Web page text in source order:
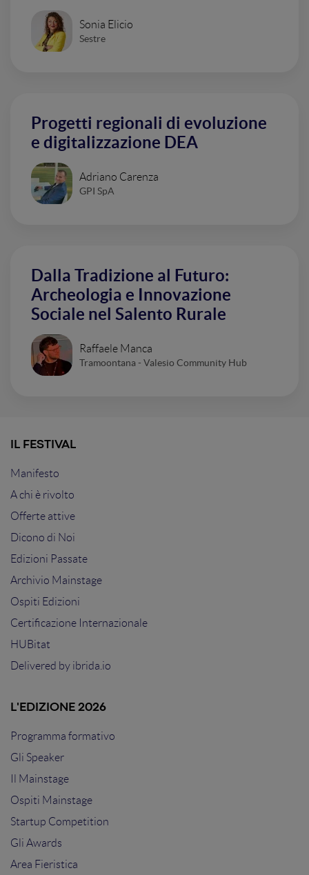
Sonia Elicio
Sestre
Progetti regionali di evoluzione
e digitalizzazione DEA
Adriano Carenza
GPI SpA
Dalla Tradizione al Futuro:
Archeologia e Innovazione
Sociale nel Salento Rurale
Raffaele Manca
Tramoontana - Valesio Community Hub
IL FESTIVAL
Manifesto
A chi è rivolto
Offerte attive
Dicono di Noi
Edizioni Passate
Archivio Mainstage
Ospiti Edizioni
Certificazione Internazionale
HUBitat
Delivered by ibrida.io
L'EDIZIONE 2026
Programma formativo
Gli Speaker
Il Mainstage
Ospiti Mainstage
Startup Competition
Gli Awards
Area Fieristica